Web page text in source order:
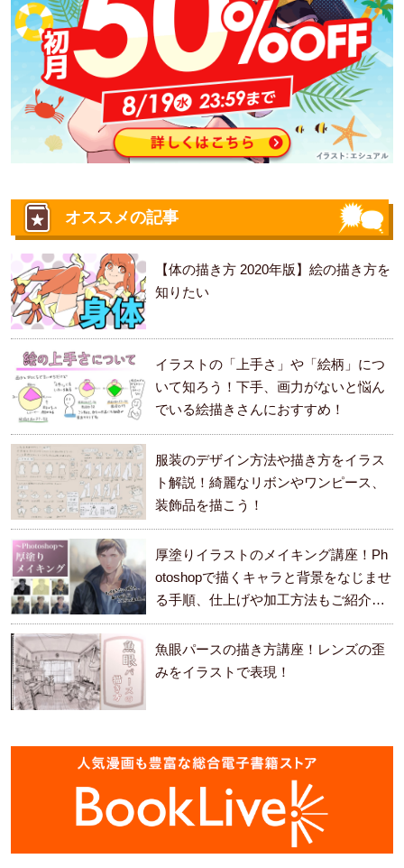
オススメの記事
【体の描き方 2020年版】絵の描き方を
知りたい
イラストの「上手さ」や「絵柄」につ
いて知ろう！下手、画力がないと悩ん
でいる絵描きさんにおすすめ！
服装のデザイン方法や描き方をイラス
ト解説！綺麗なリボンやワンピース、
装飾品を描こう！
厚塗りイラストのメイキング講座！Ph
otoshopで描くキャラと背景をなじませ
る手順、仕上げや加工方法もご紹介し
ます。
魚眼パースの描き方講座！レンズの歪
みをイラストで表現！